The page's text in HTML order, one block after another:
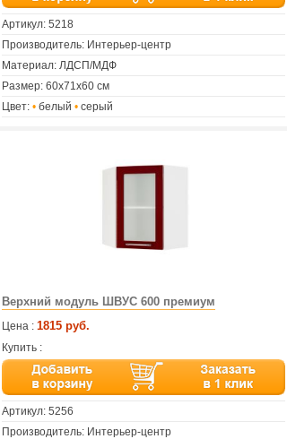
Артикул: 5218
Производитель: Интерьер-центр
Материал: ЛДСП/МДФ
Размер: 60х71х60 см
Цвет: • белый • серый
Верхний модуль ШВУС 600 премиум
Цена : 1815 руб.
Купить :
Артикул: 5256
Производитель: Интерьер-центр